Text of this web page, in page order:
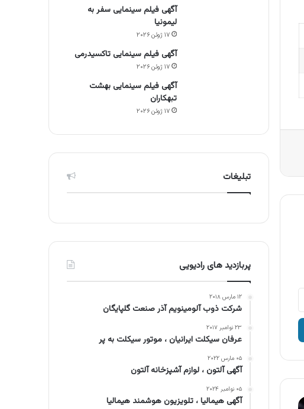
آگهی فیلم سینمایی سفر به
لیمونیا
۱۷ ژوئن ۲۰۲۶
آگهی فیلم سینمایی تاکسیدرمی
۱۷ ژوئن ۲۰۲۶
آگهی فیلم سینمایی بهشت
تبهکاران
۱۷ ژوئن ۲۰۲۶
تبلیغات
پربازدید های رادیویی
۱۲ مارس ۲۰۱۸
شرکت ذوب آلومینویم آذر صنعت گلپایگان
۲۳ نوامبر ۲۰۱۷
عرفان سیکلت ایرانیان ، موتور سیکلت به پر
۰۵ مارس ۲۰۲۲
آگهی آلتون ، لوازم آشپزخانه آلتون
۰۵ نوامبر ۲۰۲۴
آگهی هیمالیا ، تلویزیون هوشمند هیمالیا